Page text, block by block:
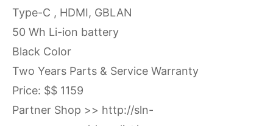
Type-C , HDMI, GBLAN
50 Wh Li-ion battery
Black Color
Two Years Parts & Service Warranty
Price: $$ 1159
Partner Shop >> http://sln-